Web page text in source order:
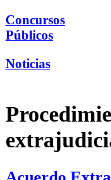
Concursos
Públicos
Noticias